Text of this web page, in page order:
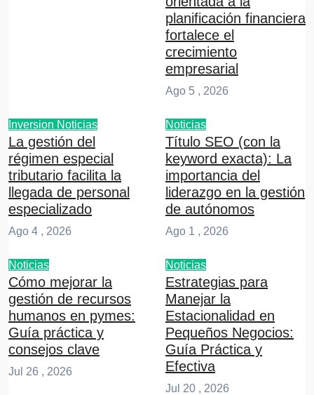
planificación financiera
fortalece el
crecimiento
empresarial
Ago 5 , 2026
Inversion Noticias
La gestión del
régimen especial
tributario facilita la
llegada de personal
especializado
Ago 4 , 2026
Noticias
Título SEO (con la
keyword exacta): La
importancia del
liderazgo en la gestión
de autónomos
Ago 1 , 2026
Noticias
Cómo mejorar la
gestión de recursos
humanos en pymes:
Guía práctica y
consejos clave
Jul 26 , 2026
Noticias
Estrategias para
Manejar la
Estacionalidad en
Pequeños Negocios:
Guía Práctica y
Efectiva
Jul 20 , 2026